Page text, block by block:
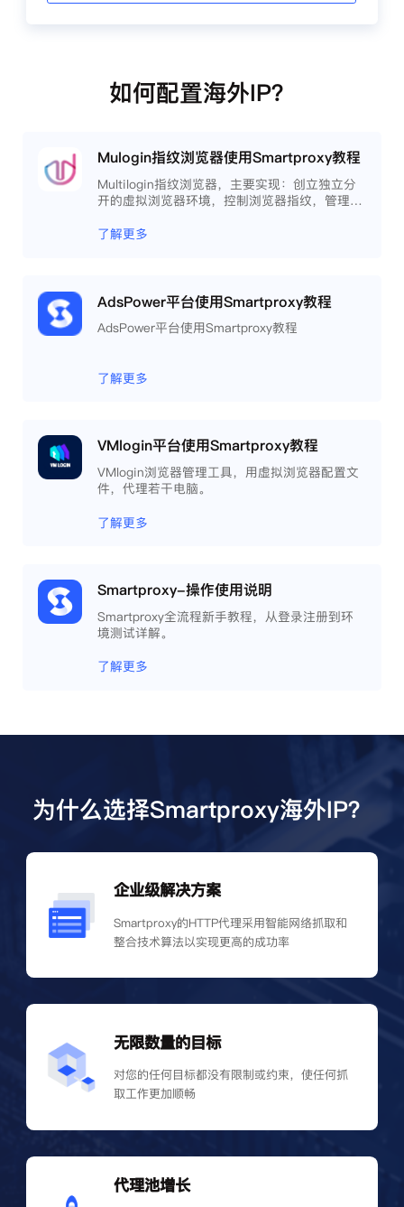
如何配置海外IP？
Mulogin指纹浏览器使用Smartproxy教程
Multilogin指纹浏览器，主要实现：创立独立分
开的虚拟浏览器环境，控制浏览器指纹，管理多
程，开发网络自动化等。
了解更多
AdsPower平台使用Smartproxy教程
AdsPower平台使用Smartproxy教程
了解更多
VMlogin平台使用Smartproxy教程
VMlogin浏览器管理工具，用虚拟浏览器配置文
件，代理若干电脑。
了解更多
Smartproxy-操作使用说明
Smartproxy全流程新手教程，从登录注册到环
境测试详解。
了解更多
为什么选择Smartproxy海外IP？
企业级解决方案
Smartproxy的HTTP代理采用智能网络抓取和
整合技术算法以实现更高的成功率
无限数量的目标
对您的任何目标都没有限制或约束，使任何抓
取工作更加顺畅
代理池增长